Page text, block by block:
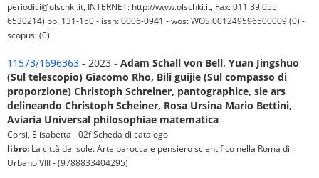
periodici@olschki.it, INTERNET: http://www.olschki.it, Fax: 011 39 055
6530214) pp. 131-150 - issn: 0006-0941 - wos: WOS:001249596500009 (0) -
scopus: (0)
11573/1696363 - 2023 - Adam Schall von Bell, Yuan Jingshuo
(Sul telescopio) Giacomo Rho, Bili guijie (Sul compasso di
proporzione) Christoph Schreiner, pantographice, sie ars
delineando Christoph Scheiner, Rosa Ursina Mario Bettini,
Aviaria Universal philosophiae matematica
Corsi, Elisabetta - 02f Scheda di catalogo
libro: La città del sole. Arte barocca e pensiero scientifico nella Roma di
Urbano VIII - (9788833404295)